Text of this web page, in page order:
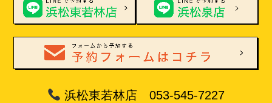
浜松東若林店 053-545-7227